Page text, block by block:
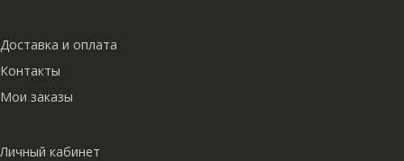
Доставка и оплата
Контакты
Мои заказы
Личный кабинет